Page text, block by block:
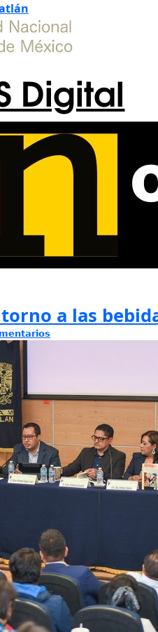
Digital
a las